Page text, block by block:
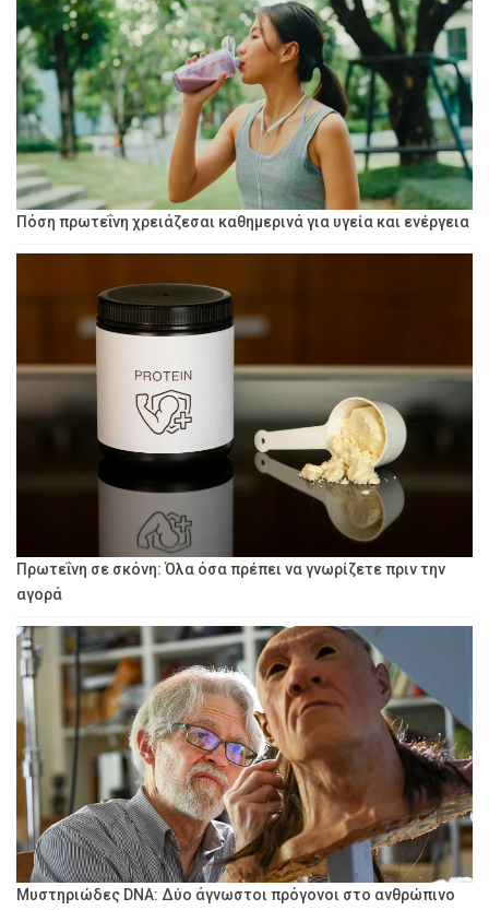
Πόση πρωτεΐνη χρειάζεσαι καθημερινά για υγεία και ενέργεια
Πρωτεΐνη σε σκόνη: Όλα όσα πρέπει να γνωρίζετε πριν την
αγορά
Μυστηριώδες DNA: Δύο άγνωστοι πρόγονοι στο ανθρώπινο